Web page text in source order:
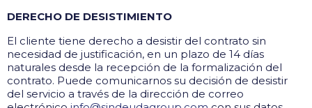
DERECHO DE DESISTIMIENTO
El cliente tiene derecho a desistir del contrato sin
necesidad de justificación, en un plazo de 14 días
naturales desde la recepción de la formalización del
contrato. Puede comunicarnos su decisión de desistir
del servicio a través de la dirección de correo